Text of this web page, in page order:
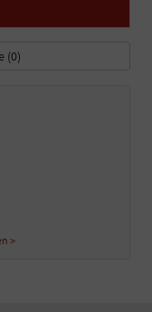
(0)
>